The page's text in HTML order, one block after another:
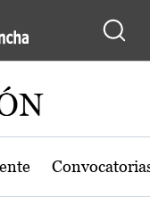
Castilla-La